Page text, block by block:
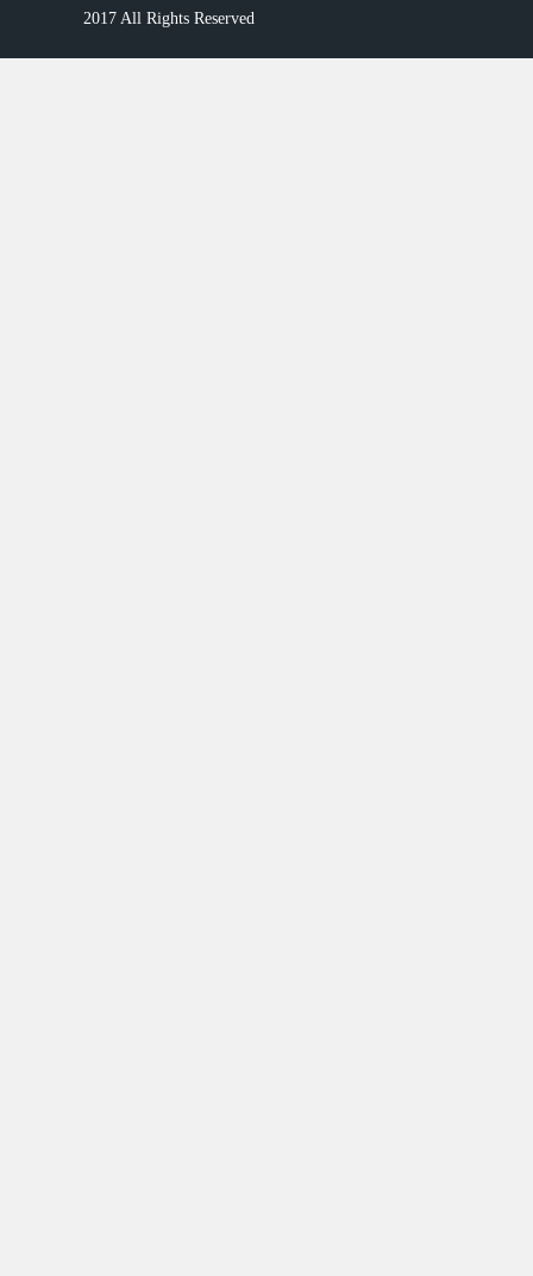
2017 All Rights Reserved